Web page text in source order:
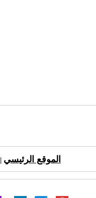
الموقع الرئيسي